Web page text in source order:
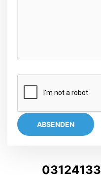
ABSENDEN